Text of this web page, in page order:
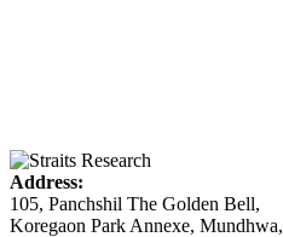
Address:
105, Panchshil The Golden Bell,
Koregaon Park Annexe, Mundhwa,